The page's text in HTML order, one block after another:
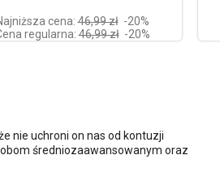
cena:46,99 zł -20%
regularna:46,99 zł -20%
nie uchroni on nas od kontuzji
średniozaawansowanym oraz